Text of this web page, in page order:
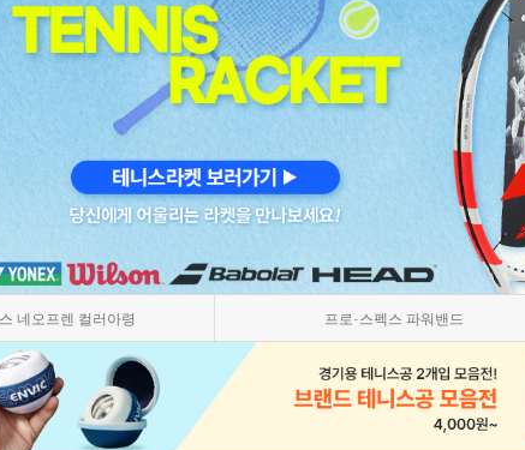
네오프렌 컬러아령 프로-스펙스 파워밴드